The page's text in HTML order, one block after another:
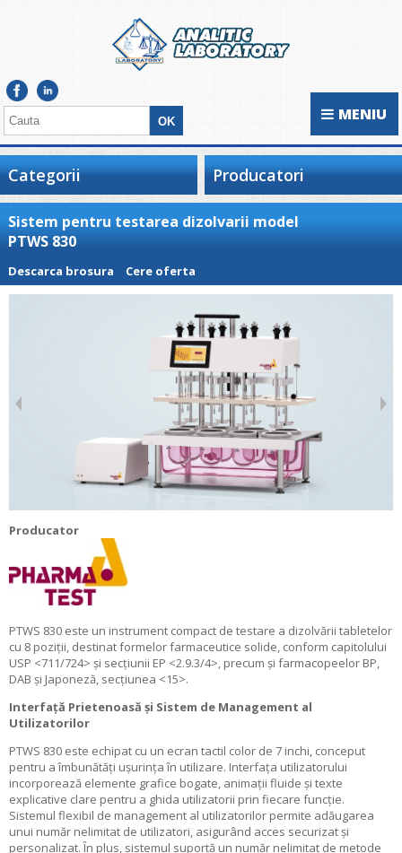
MENIU
Categorii Producatori
Sistem pentru testarea dizolvarii model
PTWS 830
Descarca brosura Cere oferta
Producator
PTWS 830 este un instrument compact de testare a dizolvării tabletelor
cu 8 poziții, destinat formelor farmaceutice solide, conform capitolului
USP <711/724> și secțiunii EP <2.9.3/4>, precum și farmacopeelor BP,
DAB și Japoneză, secțiunea <15>.
Interfață Prietenoasă și Sistem de Management al
Utilizatorilor
PTWS 830 este echipat cu un ecran tactil color de 7 inchi, conceput
pentru a îmbunătăți ușurința în utilizare. Interfața utilizatorului
incorporează elemente grafice bogate, animații fluide și texte
explicative clare pentru a ghida utilizatorii prin fiecare funcție.
Sistemul flexibil de management al utilizatorilor permite adăugarea
unui număr nelimitat de utilizatori, asigurând acces securizat și
personalizat. În plus, sistemul suportă un număr nelimitat de metode